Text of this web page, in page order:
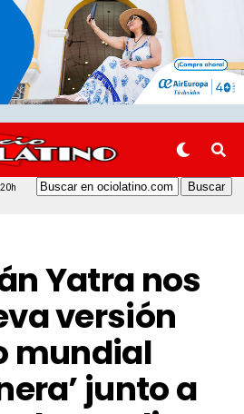
Yatra nos
versión
mundial
junto a